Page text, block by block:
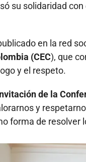
su solidaridad
en la red
(CEC), que
y el respeto.
de la
y
forma de resolver